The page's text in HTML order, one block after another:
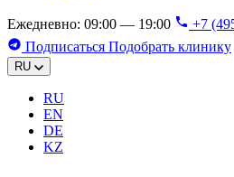
Ежедневно: 09:00 — 19:00 +7
Подписаться Подобрать клинику
RU
RU
EN
DE
KZ